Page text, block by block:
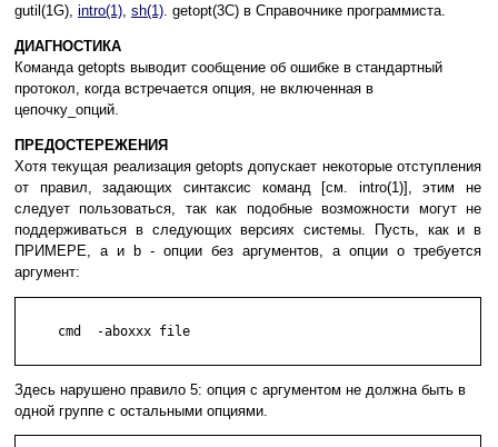
gutil(1G), intro(1), sh(1). getopt(3C) в Справочнике программиста.
ДИАГНОСТИКА
Команда getopts выводит сообщение об ошибке в стандартный
протокол, когда встречается опция, не включенная в
цепочку_опций.
ПРЕДОСТЕРЕЖЕНИЯ
Хотя текущая реализация getopts допускает некоторые отступления
от правил, задающих синтаксис команд [см. intro(1)], этим не
следует пользоваться, так как подобные возможности могут не
поддерживаться в следующих версиях системы. Пусть, как и в
ПРИМЕРЕ, a и b - опции без аргументов, а опции o требуется
аргумент:
     cmd  -aboxxx file
Здесь нарушено правило 5: опция с аргументом не должна быть в
одной группе с остальными опциями.